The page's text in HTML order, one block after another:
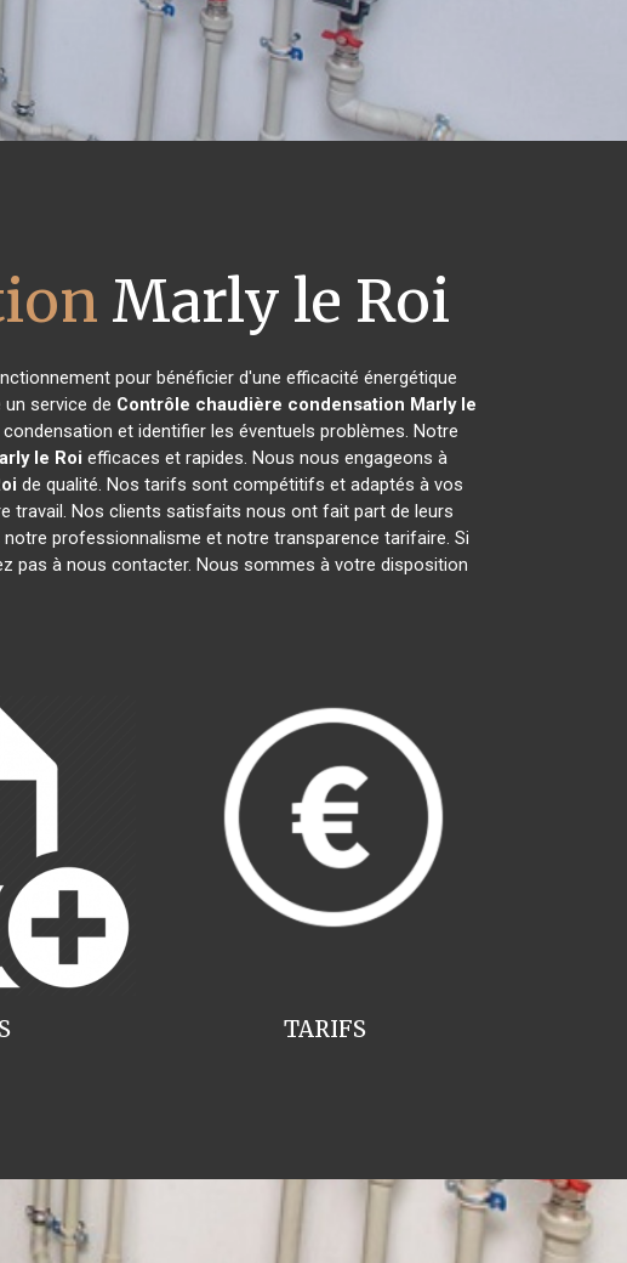
Marly le Roi
pour bénéficier d'une efficacité énergétique
service de Contrôle chaudière condensation Marly le
et identifier les éventuels problèmes. Notre
le Roi efficaces et rapides. Nous nous engageons à
de qualité. Nos tarifs sont compétitifs et adaptés à vos
travail. Nos clients satisfaits nous ont fait part de leurs
professionnalisme et notre transparence tarifaire. Si
pas à nous contacter. Nous sommes à votre disposition
TARIFS